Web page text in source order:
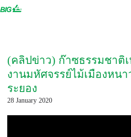
Skip
(คลิปข่าว) ก๊าซธรรมชาติ
งานมหัศจรรย์ไม้เมืองหน
ระยอง
28 January 2020